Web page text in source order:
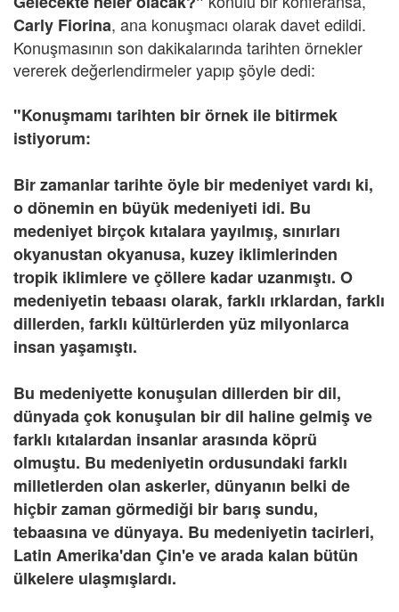
Carly Fiorina, ana konuşmacı olarak davet edildi.
Konuşmasının son dakikalarında tarihten örnekler
vererek değerlendirmeler yapıp şöyle dedi:
"Konuşmamı tarihten bir örnek ile bitirmek
istiyorum:
Bir zamanlar tarihte öyle bir medeniyet vardı ki,
o dönemin en büyük medeniyeti idi. Bu
medeniyet birçok kıtalara yayılmış, sınırları
okyanustan okyanusa, kuzey iklimlerinden
tropik iklimlere ve çöllere kadar uzanmıştı. O
medeniyetin tebaası olarak, farklı ırklardan, farklı
dillerden, farklı kültürlerden yüz milyonlarca
insan yaşamıştı.
Bu medeniyette konuşulan dillerden bir dil,
dünyada çok konuşulan bir dil haline gelmiş ve
farklı kıtalardan insanlar arasında köprü
olmuştu. Bu medeniyetin ordusundaki farklı
milletlerden olan askerler, dünyanın belki de
hiçbir zaman görmediği bir barış sundu,
tebaasına ve dünyaya. Bu medeniyetin tacirleri,
Latin Amerika'dan Çin'e ve arada kalan bütün
ülkelere ulaşmışlardı.